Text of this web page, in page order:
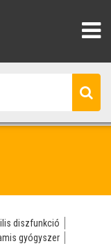
diszfunkció
gyógyszer